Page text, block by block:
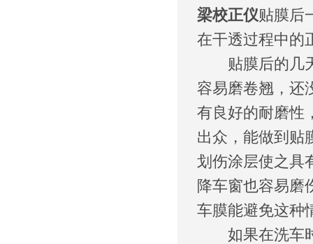
梁校正仪贴膜后
在干透过程中的
贴膜后的几天
容易磨卷翘，还
有良好的耐磨性
出众，能做到贴
划伤涂层使之具
降车窗也容易磨
车膜能避免这种
如果在洗车时